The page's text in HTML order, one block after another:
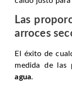
Las
arroces
El éxito de
medida de las
agua.